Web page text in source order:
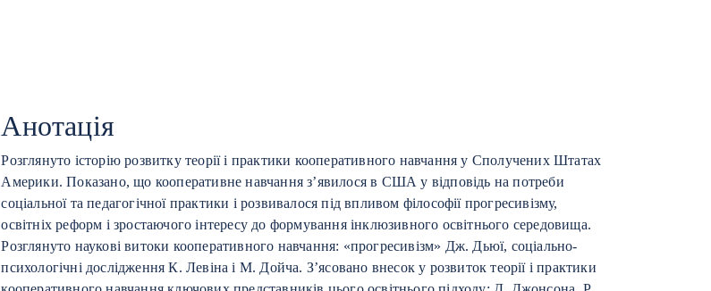
Анотація
Розглянуто історію розвитку теорії і практики кооперативного навчання у Сполучених Штатах
Америки. Показано, що кооперативне навчання з’явилося в США у відповідь на потреби
соціальної та педагогічної практики і розвивалося під впливом філософії прогресивізму,
освітніх реформ і зростаючого інтересу до формування інклюзивного освітнього середовища.
Розглянуто наукові витоки кооперативного навчання: «прогресивізм» Дж. Дьюї, соціально-
психологічні дослідження К. Левіна і М. Дойча. З’ясовано внесок у розвиток теорії і практики